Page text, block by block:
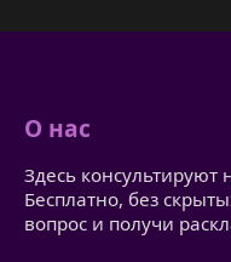
О нас
Здесь консультируют
Бесплатно, без
вопрос и получи